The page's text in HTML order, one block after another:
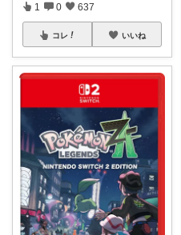
1 0 637
コレ いいね